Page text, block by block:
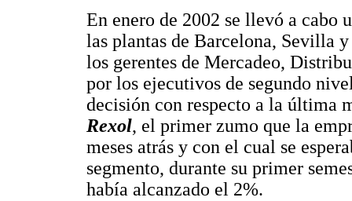
En enero de 2002 se llevó a cabo
las plantas de Barcelona, Sevilla
los gerentes de Mercadeo,
por los ejecutivos de segundo
decisión con respecto a la última
Rexol, el primer zumo que la
meses atrás y con el cual se
segmento, durante su primer
había alcanzado el 2%.